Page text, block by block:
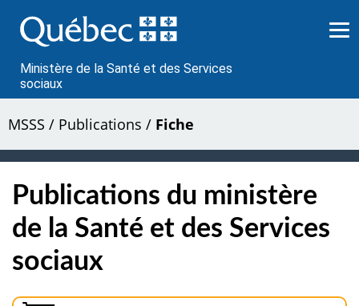
au
contenu
Ministère de la Santé et des Services
sociaux
MSSS / Publications / Fiche
Publications du ministère
de la Santé et des Services
sociaux